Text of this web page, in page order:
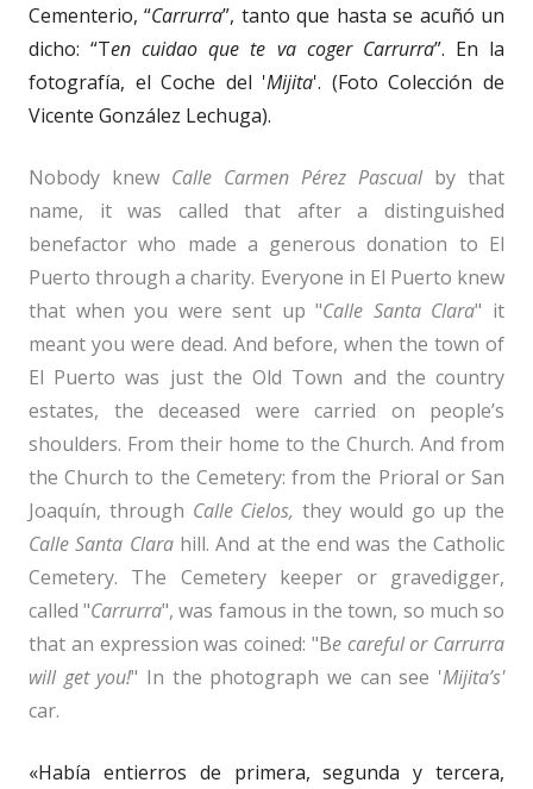
Cementerio, “Carrurra”, tanto que hasta se acuñó un
dicho: “Ten cuidao que te va coger Carrurra”. En la
fotografía, el Coche del 'Mijita'. (Foto Colección de
Vicente González Lechuga).
Nobody knew Calle Carmen Pérez Pascual by that
name, it was called that after a distinguished
benefactor who made a generous donation to El
Puerto through a charity. Everyone in El Puerto knew
that when you were sent up "Calle Santa Clara" it
meant you were dead. And before, when the town of
El Puerto was just the Old Town and the country
estates, the deceased were carried on people’s
shoulders. From their home to the Church. And from
the Church to the Cemetery: from the Prioral or San
Joaquín, through Calle Cielos, they would go up the
Calle Santa Clarahill. And at the end was the Catholic
Cemetery. The Cemetery keeper or gravedigger,
called "Carrurra", was famous in the town, so much so
that an expression was coined: "Be careful or Carrurra
will get you!" In the photograph we can see 'Mijita’s'
car.
«Había entierros de primera, segunda y tercera,